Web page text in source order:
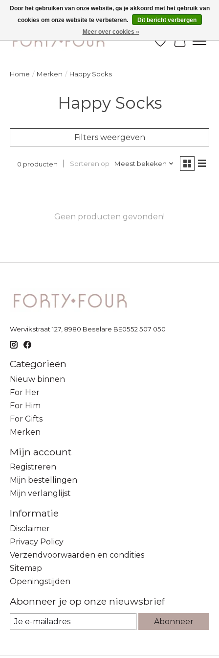
Ontdek de nieuwe najaarscollectie nu in de winkel - selectie online
Verlanglijst
Home / Merken / Happy Socks
Happy Socks
Filters weergeven
0 producten Sorteren op Meest bekeken
Geen producten gevonden!
Wervikstraat 127, 8980 Beselare BE0552 507 050
Categorieën
Nieuw binnen
For Her
For Him
For Gifts
Merken
Mijn account
Registreren
Mijn bestellingen
Mijn verlanglijst
Informatie
Disclaimer
Privacy Policy
Verzendvoorwaarden en condities
Sitemap
Openingstijden
Abonneer je op onze nieuwsbrief
Abonneer
Door het gebruiken van onze website, ga je akkoord met het gebruik van
cookies om onze website te verbeteren.
Dit bericht verbergen
Meer over cookies »